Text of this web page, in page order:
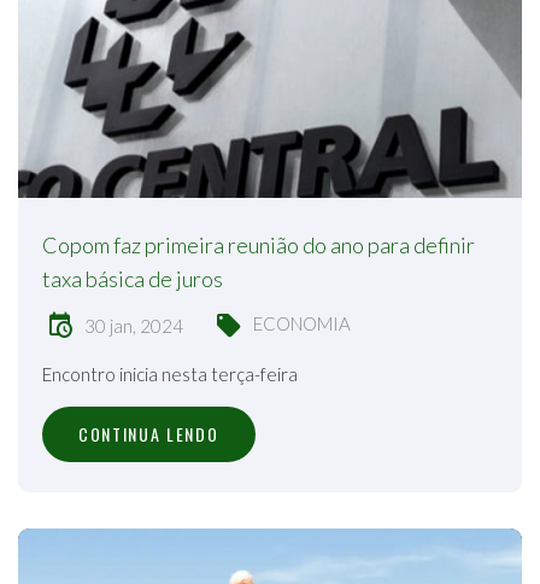
Copom faz primeira reunião do ano para definir
taxa básica de juros
30 jan, 2024 ECONOMIA
Encontro inicia nesta terça-feira
CONTINUA LENDO